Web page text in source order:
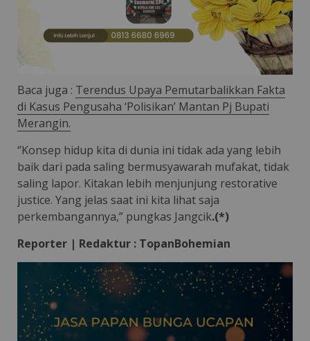
Baca juga : Terendus Upaya Pemutarbalikkan Fakta
di Kasus Pengusaha ‘Polisikan’ Mantan Pj Bupati
Merangin.
‘’Konsep hidup kita di dunia ini tidak ada yang lebih
baik dari pada saling bermusyawarah mufakat, tidak
saling lapor. Kitakan lebih menjunjung restorative
justice. Yang jelas saat ini kita lihat saja
perkembangannya,” pungkas Jangcik.(*)
Reporter | Redaktur : TopanBohemian